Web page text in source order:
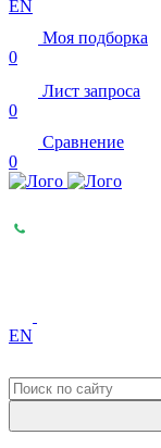
EN
Моя подборка
0
Лист запроса
0
Сравнение
0
EN